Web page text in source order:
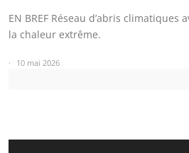
EN BREF Réseau d’abris climatiques
la chaleur extrême.
10 mai 2026